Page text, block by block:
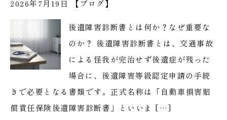
2026年7月19日 【 ブログ】
後遺障害診断書とは何か？なぜ重要な
のか？ 後遺障害診断書とは、交通事故
による怪我が完治せず後遺症が残った
場合に、後遺障害等級認定申請の手続
きで必要となる書類です。正式名称は「自動車損害賠
償責任保険後遺障害診断書」といいま […]